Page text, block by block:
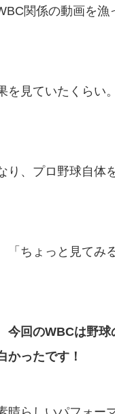
関係の動画を漁
を見ていたくらい
、プロ野球自体
「ちょっと見てみ
今回のWBCは野球
かったです！